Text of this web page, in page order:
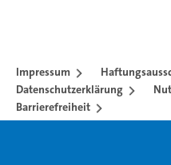
Impressum
Datenschutzerklärung
Barrierefreiheit